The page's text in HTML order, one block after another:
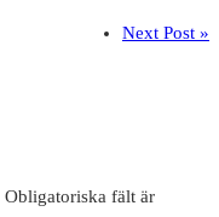
Next Post »
Obligatoriska fält är